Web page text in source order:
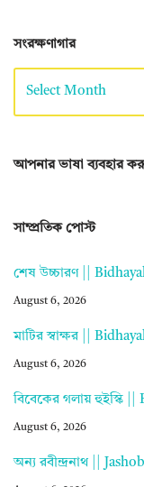
সংরক্ষণাগার
আপনার ভাষা ব্যবহার
সাম্প্রতিক পোস্ট
শেষ উচ্চারণ ||
August 6, 2026
মাটির স্বাক্ষর ||
August 6, 2026
বিবেকের গলায় হুইস্কি
August 6, 2026
অন্য রবীন্দ্রনাথ ||